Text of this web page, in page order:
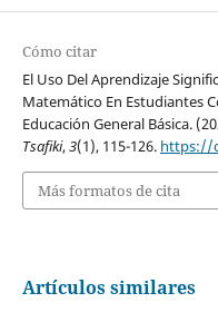
Cómo citar
El Uso Del Aprendizaje
Matemático En Estudiantes
Educación General Básica.
Tsafiki,3(1), 115-126. https://
Más formatos de cita
Artículos similares